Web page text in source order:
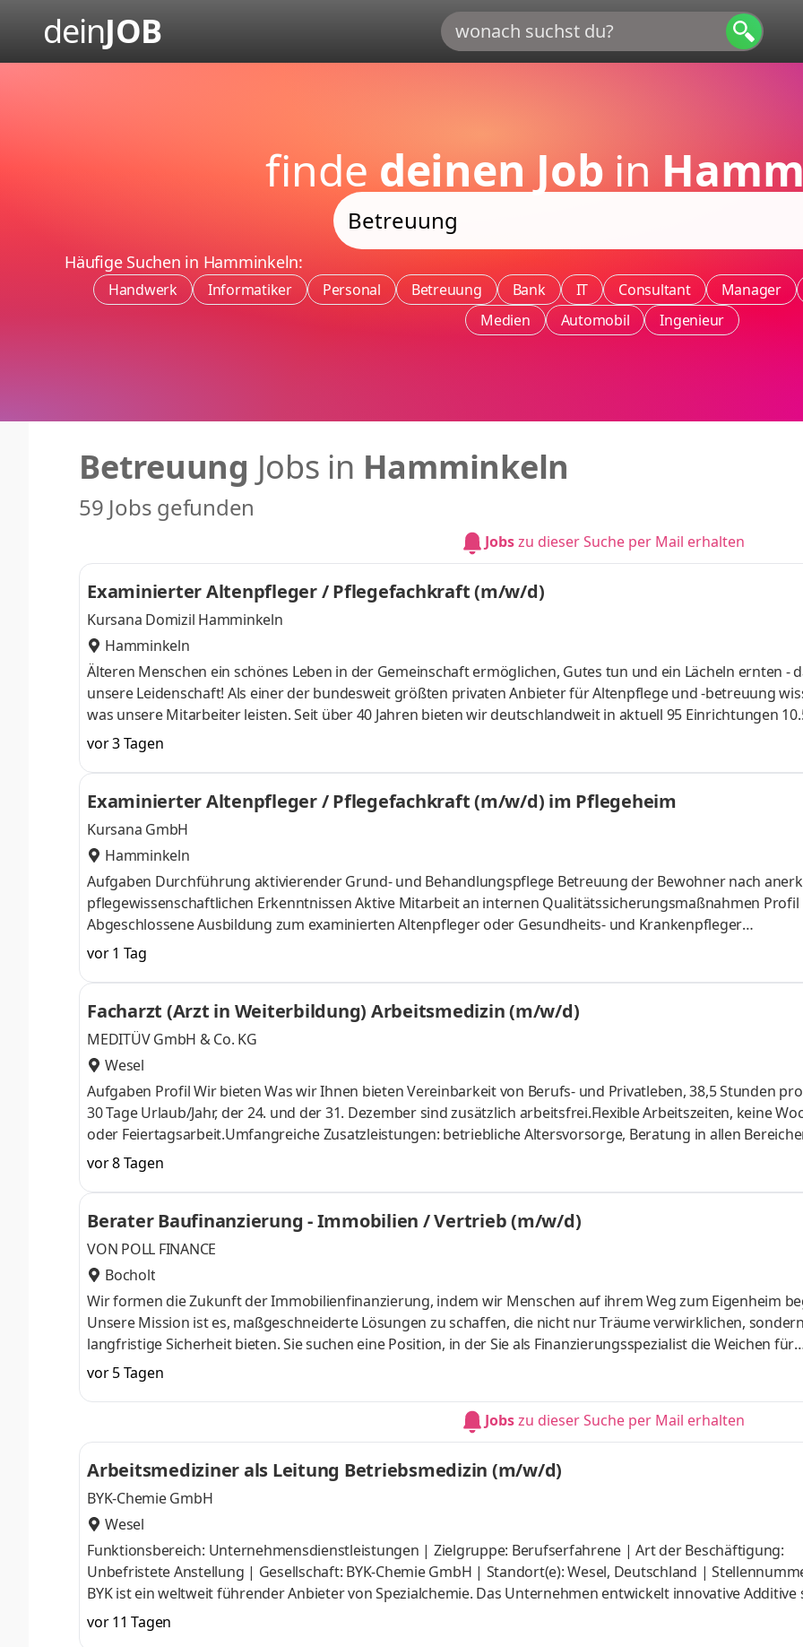
deinJOB
finde deinen Job in
Häufige Suchen in Hamminkeln:
Handwerk Informatiker Personal Betreuung Bank IT Consultant Manager
Medien
Automobil Ingenieur
Betreuung Jobs in Hamminkeln
59 Jobs gefunden
Jobszu dieser Suche per Mail erhalten
Examinierter Altenpfleger / Pflegefachkraft (m/w/d)
Kursana Domizil Hamminkeln
Hamminkeln
Älteren Menschen ein schönes Leben in der Gemeinschaft ermöglichen, Gutes tun und ein Lächeln ernten -
unsere Leidenschaft! Als einer der bundesweit größten privaten Anbieter für Altenpflege und -betreuung
was unsere Mitarbeiter leisten. Seit über 40 Jahren bieten wir deutschlandweit in aktuell 95 Einrichtungen 10.500
Bewohnern ein sicheres Zuhause. Täglich setzen sich 6.700 Mitarbeiter tatkräftig für das Wohl unserer
Werden auch Sie Teil unseres Teams. Bei Kursana erwarten sie jede Menge Unterstützung, moderne Häuser
nette Kollegen. Nutzen Sie Ihre Chance – wir freuen uns auf Sie.
vor 3 Tagen
Examinierter Altenpfleger / Pflegefachkraft (m/w/d) im Pflegeheim
Kursana GmbH
Hamminkeln
Aufgaben Durchführung aktivierender Grund- und Behandlungspflege Betreuung der Bewohner nach
pflegewissenschaftlichen Erkenntnissen Aktive Mitarbeit an internen Qualitätssicherungsmaßnahmen Profil
Abgeschlossene Ausbildung zum examinierten Altenpfleger oder Gesundheits- und Krankenpfleger
Dienstleistungsorientierte Arbeitsweise Sensibilität für die Bedürfnisse von Senioren EDV-Kenntnisse Wir
Einstiegsgehalt in Vollzeit lt. Kursana Gehaltsband-Nordrhein-Westfalen: 4.298 Euro zzgl. Urlaubsgeld und
Treueprämie Familiäres Arbeitsklima Wertschätzende Führungskultur Weiterbildungen sowie Präventions-
Gesundheitskurse an der Kursana-Akademie Unterstützung durch ein zentra
vor 1 Tag
Facharzt (Arzt in Weiterbildung) Arbeitsmedizin (m/w/d)
MEDITÜV GmbH & Co. KG
Wesel
Aufgaben Profil Wir bieten Was wir Ihnen bieten Vereinbarkeit von Berufs- und Privatleben, 38,5 Stunden
30 Tage Urlaub/Jahr, der 24. und der 31. Dezember sind zusätzlich arbeitsfrei.Flexible Arbeitszeiten, keine
oder Feiertagsarbeit.Umfangreiche Zusatzleistungen: betriebliche Altersvorsorge, Beratung in allen
Kinderbetreuung und Pflegebedürftigkeit, Ferienprogramme, Gesundheitsangebote, Bonusprogramme,
zum Deutschlandticket, JobRad sind nur einige Beispiele.Ein breites Spektrum an
Möglichkeit auf einen Dienstwagen besteht nach Absprache. Was Sie bei uns bewegen Arbeitsmedizinische
Betreuung: Sie sind verantwortlich
vor 8 Tagen
Berater Baufinanzierung - Immobilien / Vertrieb (m/w/d)
VON POLL FINANCE
Bocholt
Wir formen die Zukunft der Immobilienfinanzierung, indem wir Menschen auf ihrem Weg zum Eigenheim
Unsere Mission ist es, maßgeschneiderte Lösungen zu schaffen, die nicht nur Träume verwirklichen,
langfristige Sicherheit bieten. Sie suchen eine Position, in der Sie als Finanzierungsspezialist die Weichen für
entscheidende Lebensmomente stellst? Dann haben Sie hier die Chance, einen echten Unterschied im Leben
Menschen zu bewirken und dabei Ihre Expertise voll einzubringen. Aufgaben Sie sind Bankkauffrau/-mann
haben eine vergleichbare Ausbildung, die der Sachkunde gemäß §34i GewO entspricht. Sie haben Erfahrung
vor 5 Tagen
Jobszu dieser Suche per Mail erhalten
Arbeitsmediziner als Leitung Betriebsmedizin (m/w/d)
BYK-Chemie GmbH
Wesel
Funktionsbereich: Unternehmensdienstleistungen | Zielgruppe: Berufserfahrene | Art der Beschäftigung:
Unbefristete Anstellung | Gesellschaft: BYK-Chemie GmbH | Standort(e): Wesel, Deutschland |
BYK ist ein weltweit führender Anbieter von Spezialchemie. Das Unternehmen entwickelt innovative Additive
Mess- und Prüfinstrumente, die Materialeigenschaften, Produktionsprozesse und Anwendungsqualität gezielt
verbessern. Die Lösungen von BYK kommen unter anderem in Lacken, Kunststoffen, Druckfarben,
vor 11 Tagen